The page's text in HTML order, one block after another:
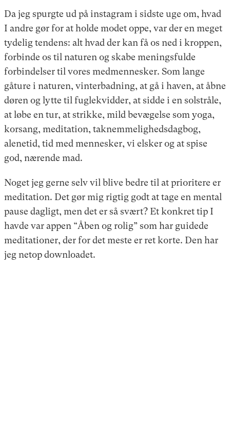
Da jeg spurgte ud på instagram i sidste uge om, hvad
I andre gør for at holde modet oppe, var der en meget
tydelig tendens: alt hvad der kan få os ned i kroppen,
forbinde os til naturen og skabe meningsfulde
forbindelser til vores medmennesker. Som lange
gåture i naturen, vinterbadning, at gå i haven, at åbne
døren og lytte til fuglekvidder, at sidde i en solstråle,
at løbe en tur, at strikke, mild bevægelse som yoga,
korsang, meditation, taknemmelighedsdagbog,
alenetid, tid med mennesker, vi elsker og at spise
god, nærende mad.
Noget jeg gerne selv vil blive bedre til at prioritere er
meditation. Det gør mig rigtig godt at tage en mental
pause dagligt, men det er så svært? Et konkret tip I
havde var appen “Åben og rolig” som har guidede
meditationer, der for det meste er ret korte. Den har
jeg netop downloadet.